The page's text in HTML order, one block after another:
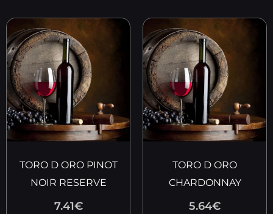
TORO D ORO PINOT
NOIR RESERVE
7.41€
TORO D ORO
CHARDONNAY
5.64€